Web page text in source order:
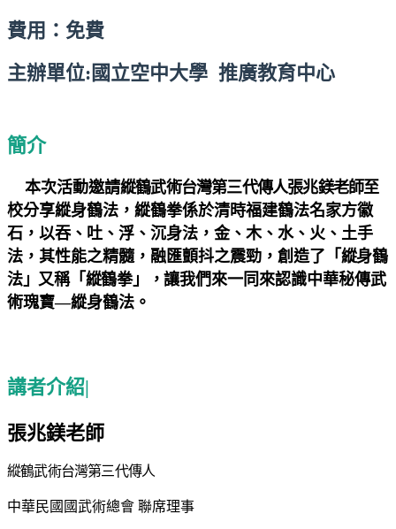
費用：免費
主辦單位:國立空中大學 推廣教育中心
簡介
本次活動邀請縱鶴武術台灣第三代傳人張兆鎂老師至
校分享縱身鶴法， 縱鶴拳係於清時福建鶴法名家方徽
石，以吞、吐、浮、沉身法，金、木、水、火、土手
法，其性能之精髓，融匯顫抖之震勁，創造了 「縱身鶴
法」又稱「縱鶴拳」，讓我們來一同來認識中華秘傳武
術瑰寶—縱身鶴法。
講者介紹|
張兆鎂老師
縱鶴武術台灣第三代傳人
中華民國國武術總會 聯席理事